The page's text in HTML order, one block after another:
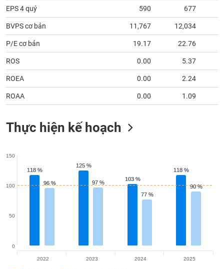
EPS 4 quý 590 677
BVPS cơ bản 11,767 12,034
P/E cơ bản 19.17 22.76
ROS 0.00 5.37
ROEA 0.00 2.24
ROAA 0.00 1.09
Thực hiện kế hoạch
118 %
118 %
125 %
125 %
103 %
103 %
118 %
118 %
96 %
96 % 97 %
97 %
77 %
77 %
90 %
90 %
0
50
100
150
2022 2023 2024 2025
Dữ
tài
chính